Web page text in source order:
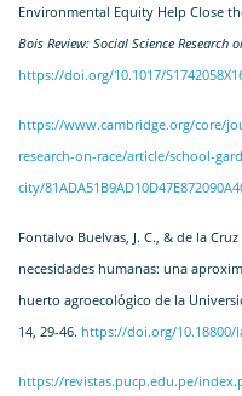
Environmental Equity Help Close
Bois Review: Social Science Research
https://doi.org/10.1017/
https://www.cambridge.org/core/
research-on-race/article/school-
city/
Fontalvo Buelvas, J. C., & de la
necesidades humanas: una
huerto agroecológico de la
14, 29-46. https://doi.org/10.18800/
https://revistas.pucp.edu.pe/